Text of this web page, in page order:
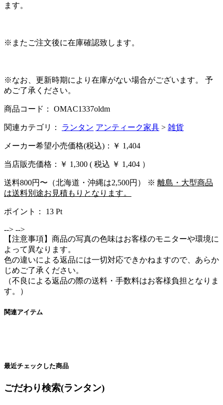
ます。
※またご注文後に在庫確認致します。
※なお、更新時期により在庫がない場合がございます。 予
めご了承ください。
商品コード： OMAC1337oldm
関連カテゴリ： ランタン アンティーク家具 > 雑貨
メーカー希望小売価格(税込)：￥ 1,404
当店販売価格： ￥ 1,300 ( 税込 ￥ 1,404 ）
送料800円〜（北海道・沖縄は2,500円） ※ 離島・大型商品
は送料別途お見積もりとなります。
ポイント： 13 Pt
--> -->
【注意事項】商品の写真の色味はお客様のモニターや環境に
よって異なります。
色の違いによる返品には一切対応できかねますので、あらか
じめご了承ください。
（不良による返品の際の送料・手数料はお客様負担となりま
す。）
関連アイテム
最近チェックした商品
ごだわり検索(ランタン)